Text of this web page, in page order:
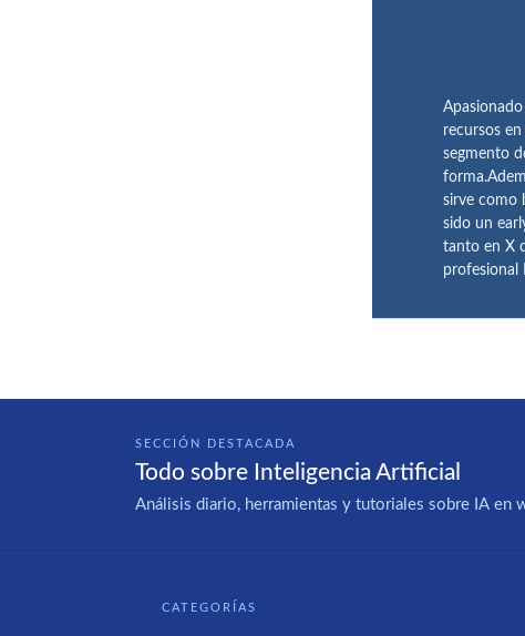
recursos
segmento
sirve como
sido un
tanto en X
profesional
SECCIÓN DESTACADA
Todo sobre Inteligencia Artificial
Análisis diario, herramientas y tutoriales sobre IA en
CATEGORÍAS